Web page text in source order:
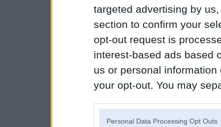
targeted advertising by
section to confirm your
opt-out request is
interest-based ads based
us or personal
your opt-out. You may
Personal Data Processing Opt Outs